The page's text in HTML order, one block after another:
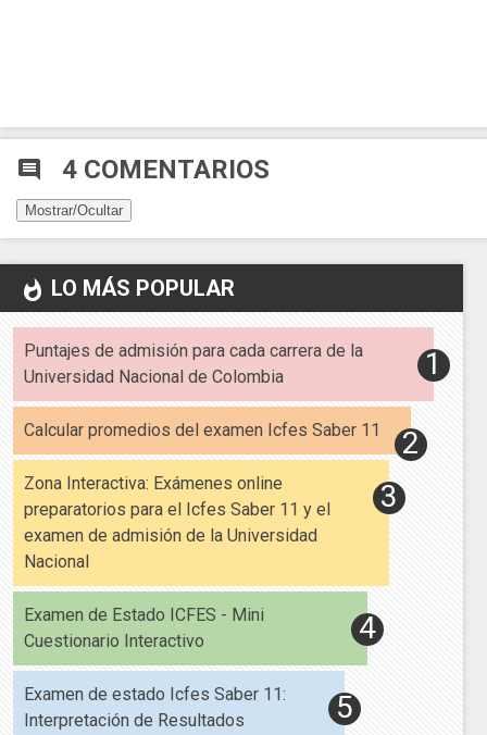
comment 4 COMENTARIOS
Mostrar/Ocultar
whatshot LO MÁS POPULAR
Puntajes de admisión para cada carrera de la
Universidad Nacional de Colombia
Calcular promedios del examen Icfes Saber 11
Zona Interactiva: Exámenes online
preparatorios para el Icfes Saber 11 y el
examen de admisión de la Universidad
Nacional
Examen de Estado ICFES - Mini
Cuestionario Interactivo
Examen de estado Icfes Saber 11:
Interpretación de Resultados